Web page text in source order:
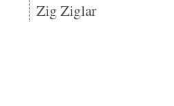
Zig Ziglar